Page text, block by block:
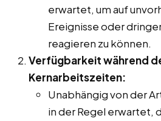
erwartet, um auf
Ereignisse oder
reagieren zu können.
Verfügbarkeit während
Kernarbeitszeiten:
Unabhängig von der
in der Regel erwartet,